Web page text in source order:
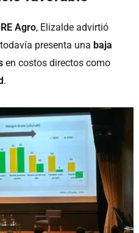
Agro, Elizalde advirtió
presenta una baja
en costos directos como
.